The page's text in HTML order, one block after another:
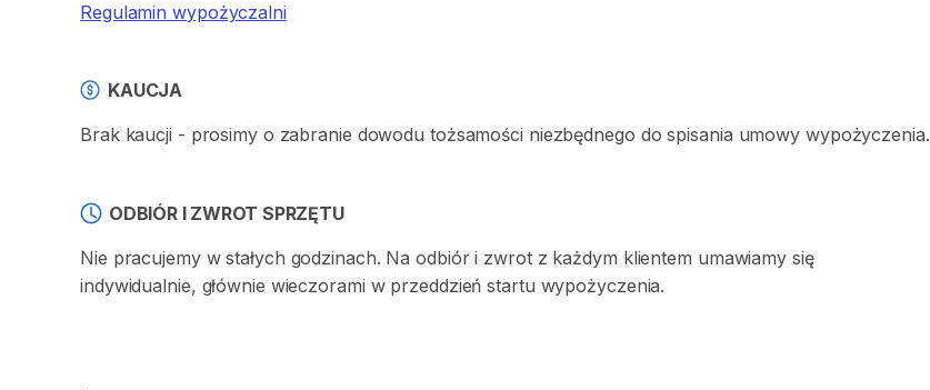
Regulamin wypożyczalni
KAUCJA
Brak kaucji - prosimy o zabranie dowodu tożsamości niezbędnego do spisania umowy wypożyczenia.
ODBIÓR I ZWROT SPRZĘTU
Nie pracujemy w stałych godzinach. Na odbiór i zwrot z każdym klientem umawiamy się
indywidualnie, głównie wieczorami w przeddzień startu wypożyczenia.